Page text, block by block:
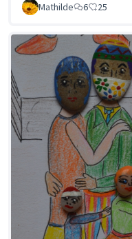
Mathilde 6 25